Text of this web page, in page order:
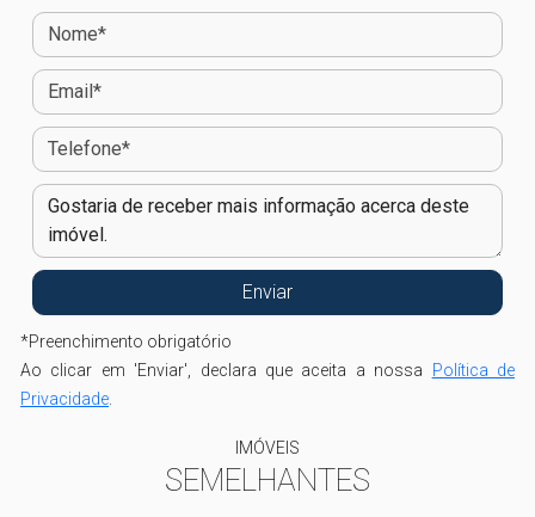
*Preenchimento obrigatório
Ao clicar em 'Enviar', declara que aceita a nossa Política de
Privacidade
IMÓVEIS
SEMELHANTES